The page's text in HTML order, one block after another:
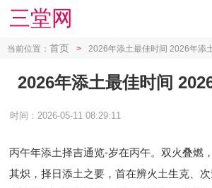
三堂网
当前位置： 首页 > 2026年添土最佳时间 2026年添
2026年添土最佳时间
时间：2026-05-11 08:29:11
丙午年添土择吉通览-岁在丙午。双火叠燃
其炽，择日添土之要，首在辨火土生克、